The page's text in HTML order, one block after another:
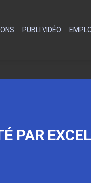
PUBLI VIDÉO EMPLOI
PAR